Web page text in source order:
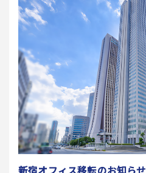
新宿オフィス移転のお知らせ